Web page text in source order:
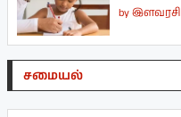
byஇளவரசி
சமையல்